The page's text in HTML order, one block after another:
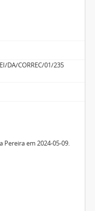
DA/CORREC/01/235
Pereira em 2024-05-09.